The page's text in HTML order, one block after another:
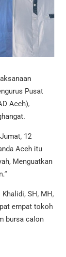
Pusat
Aceh),
12
Aceh itu
Menguatkan
SH, MH,
empat tokoh
bursa calon